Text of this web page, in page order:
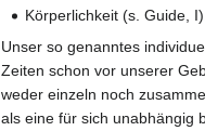
Körperlichkeit (s. Guide, I).
Unser so genanntes
Zeiten schon vor unserer
weder einzeln noch
als eine für sich unabhängig